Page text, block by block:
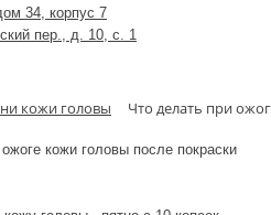
34, корпус 7
пер., д. 10, с. 1
кожи головы Что делать при
кожи головы после покраски